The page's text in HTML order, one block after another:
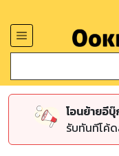
โอนย้ายอี
รับทันทีโค้